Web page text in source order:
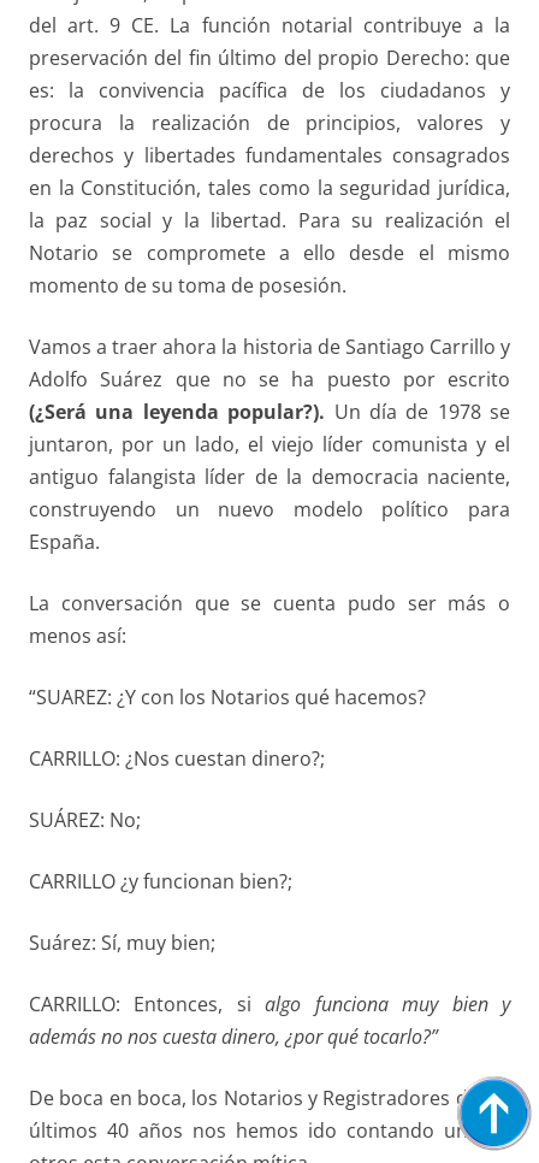
del art. 9 CE. La función notarial contribuye a la
preservación del fin último del propio Derecho: que
es: la convivencia pacífica de los ciudadanos y
procura la realización de principios, valores y
derechos y libertades fundamentales consagrados
en la Constitución, tales como la seguridad jurídica,
la paz social y la libertad. Para su realización el
Notario se compromete a ello desde el mismo
momento de su toma de posesión.
Vamos a traer ahora la historia de Santiago Carrillo y
Adolfo Suárez que no se ha puesto por escrito
(¿Será una leyenda popular?). Un día de 1978 se
juntaron, por un lado, el viejo líder comunista y el
antiguo falangista líder de la democracia naciente,
construyendo un nuevo modelo político para
España.
La conversación que se cuenta pudo ser más o
menos así:
“SUAREZ: ¿Y con los Notarios qué hacemos?
CARRILLO: ¿Nos cuestan dinero?;
SUÁREZ: No;
CARRILLO ¿y funcionan bien?;
Suárez: Sí, muy bien;
CARRILLO: Entonces, sialgo funciona muy bien y
además no noscuesta dinero, ¿por qué tocarlo?”
De boca en boca, los Notarios y Registradores de los
últimos 40 años nos hemos ido contando unos a